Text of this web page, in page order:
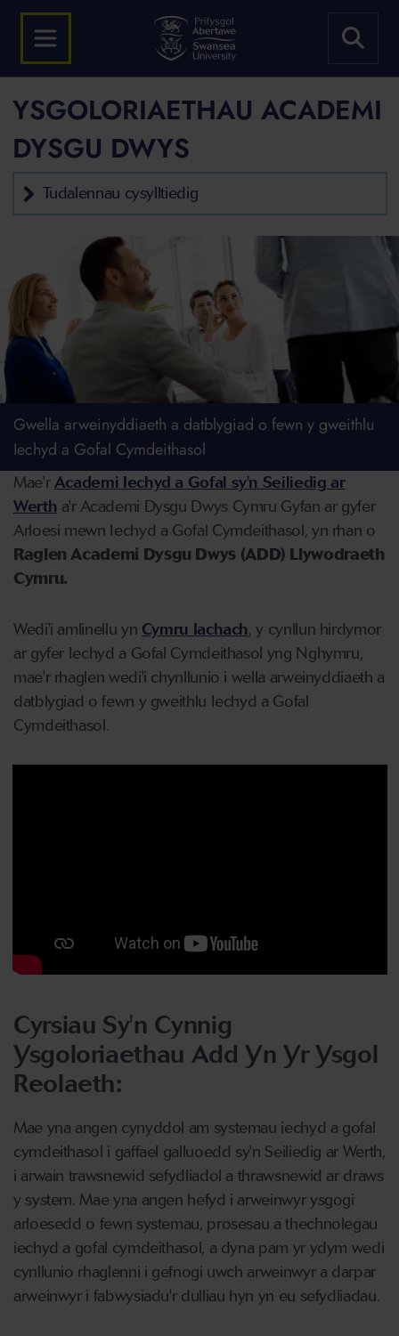
YSGOLORIAETHAU ACADEMI
DYSGU DWYS
Tudalennau cysylltiedig
Gwella arweinyddiaeth a datblygiad o fewn y gweithlu
Iechyd a Gofal Cymdeithasol
Mae'rAcademi Iechyd a Gofal sy'n Seiliedig ar
Werth a'r Academi Dysgu Dwys Cymru Gyfan ar gyfer
Arloesi mewn Iechyd a Gofal Cymdeithasol, yn rhan o
Raglen Academi Dysgu Dwys (ADD) Llywodraeth
Cymru.
Wedi'i amlinellu yn Cymru Iachach, y cynllun hirdymor
ar gyfer Iechyd a Gofal Cymdeithasol yng Nghymru,
mae'r rhaglen wedi'i chynllunio i wella arweinyddiaeth a
datblygiad o fewn y gweithlu Iechyd a Gofal
Cymdeithasol.
Cyrsiau Sy'n Cynnig
Ysgoloriaethau Add Yn Yr Ysgol
Reolaeth:
Mae yna angen cynyddol am systemau iechyd a gofal
cymdeithasol i gaffael galluoedd sy'n Seiliedig ar Werth,
i arwain trawsnewid sefydliadol a thrawsnewid ar draws
y system. Mae yna angen hefyd i arweinwyr ysgogi
arloesedd o fewn systemau, prosesau a thechnolegau
iechyd a gofal cymdeithasol, a dyna pam yr ydym wedi
cynllunio rhaglenni i gefnogi uwch arweinwyr a darpar
arweinwyr i fabwysiadu'r dulliau hyn yn eu sefydliadau.